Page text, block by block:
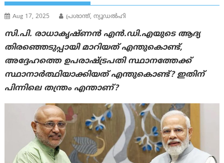
Aug 17, 2025 പ്രശാന്ത്, ന്യൂഡല്‍ഹി
സി.പി. രാധാകൃഷ്ണൻ എൻ.ഡി.എയുടെ ആദ്യ
തിരഞ്ഞെടുപ്പായി മാറിയത് എന്തുകൊണ്ട്,
അദ്ദേഹത്തെ ഉപരാഷ്ട്രപതി സ്ഥാനത്തേക്ക്
സ്ഥാനാർത്ഥിയാക്കിയത് എന്തുകൊണ്ട്? ഇതിന്
പിന്നിലെ തന്ത്രം എന്താണ്?